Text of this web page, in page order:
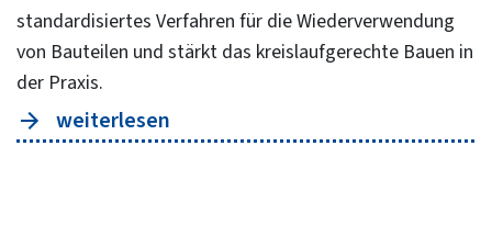
standardisiertes Verfahren für die Wiederverwendung
von Bauteilen und stärkt das kreislaufgerechte Bauen in
der Praxis.
weiterlesen